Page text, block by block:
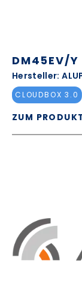
DM45EV/Y
Hersteller:
CLOUDBOX 3.0
ZUM